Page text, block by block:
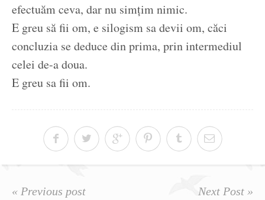
efectuăm ceva, dar nu simțim nimic.
E greu să fii om, e silogism sa devii om, căci
concluzia se deduce din prima, prin intermediul
celei de-a doua.
E greu sa fii om.
« Previous post Next Post »